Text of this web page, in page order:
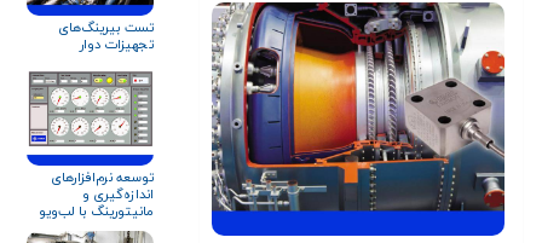
تست بیرینگ‌های
تجهیزات دوار
توسعه نرم‌افزارهای
اندازه‌گیری و
مانیتورینگ با لب‌ویو